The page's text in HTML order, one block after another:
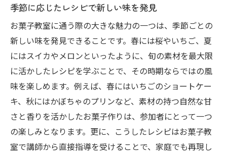
季節に応じたレシピで新しい味を発見
お菓子教室に通う際の大きな魅力の一つは、季節ごとの
新しい味を発見できることです。春には桜やいちご、夏
にはスイカやメロンといったように、旬の素材を最大限
に活かしたレシピを学ぶことで、その時期ならではの風
味を楽しめます。例えば、春にはいちごのショートケー
キ、秋にはかぼちゃのプリンなど、素材の持つ自然な甘
さと香りを活かしたお菓子作りは、参加者にとって一つ
の楽しみとなります。更に、こうしたレシピはお菓子教
室で講師から直接指導を受けることで、家庭でも再現し